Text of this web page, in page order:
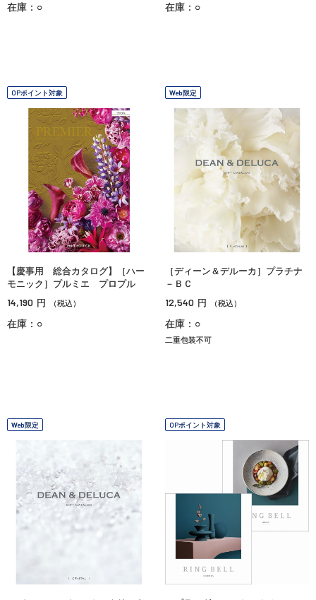
在庫：○ 在庫：○
OPポイント対象
【慶事用 総合カタログ】［ハー
モニック］プルミエ プロプル
14,190 円 （税込）
在庫：○
Web限定
［ディーン＆デルーカ］プラチナ
－ＢＣ
12,540 円 （税込）
在庫：○
二重包装不可
Web限定 OPポイント対象